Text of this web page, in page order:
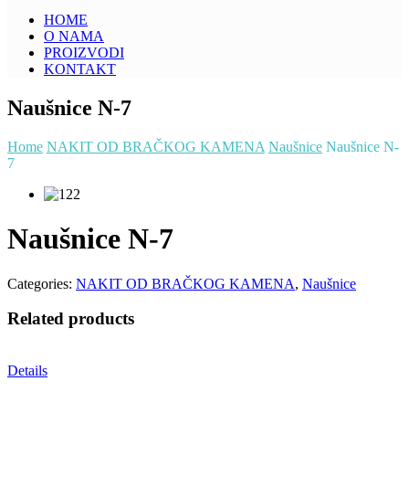
HOME
O NAMA
PROIZVODI
KONTAKT
Naušnice N-7
Home NAKIT OD BRAČKOG KAMENA Naušnice Naušnice N-
7
Naušnice N-7
Categories: NAKIT OD BRAČKOG KAMENA, Naušnice
Related products
Details